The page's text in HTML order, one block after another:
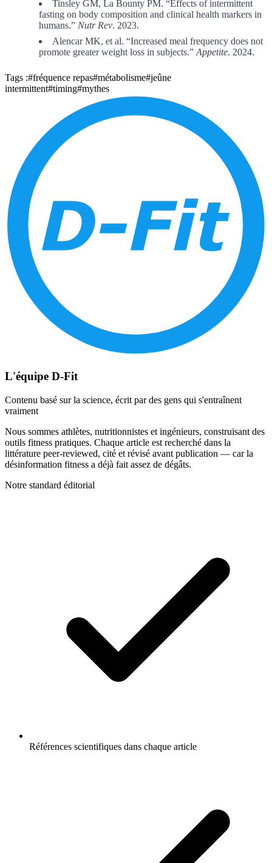
Tinsley GM, La Bounty PM. “Effects of intermittent
fasting on body composition and clinical health markers in
humans.” Nutr Rev. 2023.
Alencar MK, et al. “Increased meal frequency does not
promote greater weight loss in subjects.” Appetite. 2024.
Tags :#fréquence repas#métabolisme#jeûne
intermittent#timing#mythes
L'équipe D-Fit
Contenu basé sur la science, écrit par des gens qui s'entraînent
vraiment
Nous sommes athlètes, nutritionnistes et ingénieurs, construisant des
outils fitness pratiques. Chaque article est recherché dans la
littérature peer-reviewed, cité et révisé avant publication — car la
désinformation fitness a déjà fait assez de dégâts.
Notre standard éditorial
Références scientifiques dans chaque article